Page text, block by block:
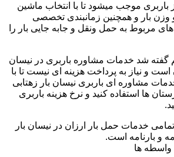
موجب میشود تا با انتخاب ماشین
وزن بار و همچنین زمانبندی تخصصی
های مربوط به حمل ونقل و جابه جایی بار را
گفته شد خدمات مشاوره باربری در نیسان
است و نیاز به پرداخت هزینه ای نیست تا با
مشاوره ای باربری نیسان بار زهتابی
ها استفاده کنید و نرخ هزینه باربری
خدمات حمل بار ارزان در نیسان بار
و بارنامه است.
واسطه ها